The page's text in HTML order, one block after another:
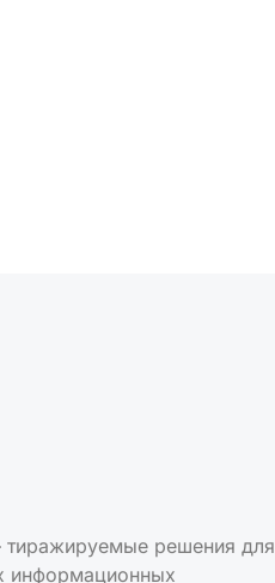
тиражируемые решения для
информационных